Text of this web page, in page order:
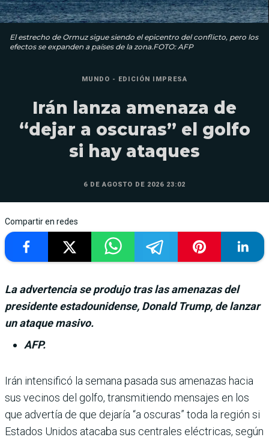
El estrecho de Ormuz sigue siendo el epicentro del conflicto, pero los
efectos se expanden a países de la zona.FOTO: AFP
MUNDO - EDICIÓN IMPRESA
Irán lanza amenaza de
“dejar a oscuras” el golfo
si hay ataques
6 DE AGOSTO DE 2026 23:02
Compartir en redes
La advertencia se produjo tras las amenazas del
presidente estadounidense, Donald Trump, de lanzar
un ataque masivo.
AFP.
Irán intensificó la semana pasada sus amenazas hacia
sus vecinos del golfo, transmitiendo mensa­jes en los
que advertía de que dejaría “a oscuras” toda la región si
Estados Unidos ata­caba sus centrales eléctricas, según